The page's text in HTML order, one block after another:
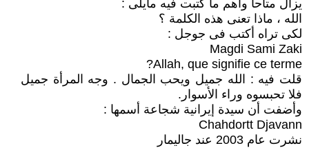
يزال متاحا واهم ما كتبت فيه مايلى :
الله ، ماذا تعنى هذه الكلمة ؟
لكى تراه أكتب فى جوجل :
Magdi Sami Zaki
Allah, que signifie ce terme?
قلت فيه : الله جميل ويحب الجمال . وجه المرأة جميل
فلا تحبسوه وراء الأسوار.
وأضفت أن سيدة إيرانية شجاعة أسمها :
Chahdortt Djavann
نشرت عام 2003 عند جاليمار